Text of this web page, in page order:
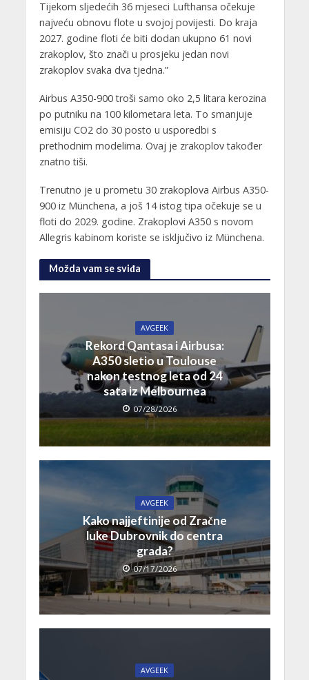
Tijekom sljedećih 36 mjeseci Lufthansa očekuje
najveću obnovu flote u svojoj povijesti. Do kraja
2027. godine floti će biti dodan ukupno 61 novi
zrakoplov, što znači u prosjeku jedan novi
zrakoplov svaka dva tjedna.”
Airbus A350-900 troši samo oko 2,5 litara kerozina
po putniku na 100 kilometara leta. To smanjuje
emisiju CO2 do 30 posto u usporedbi s
prethodnim modelima. Ovaj je zrakoplov također
znatno tiši.
Trenutno je u prometu 30 zrakoplova Airbus A350-
900 iz Münchena, a još 14 istog tipa očekuje se u
floti do 2029. godine. Zrakoplovi A350 s novom
Allegris kabinom koriste se isključivo iz Münchena.
Možda vam se sviđa
AVGEEK
Rekord Qantasa i Airbusa:
A350 sletio u Toulouse
nakon testnog leta od 24
sata iz Melbournea
07/28/2026
AVGEEK
Kako najjeftinije od Zračne
luke Dubrovnik do centra
grada?
07/17/2026
AVGEEK